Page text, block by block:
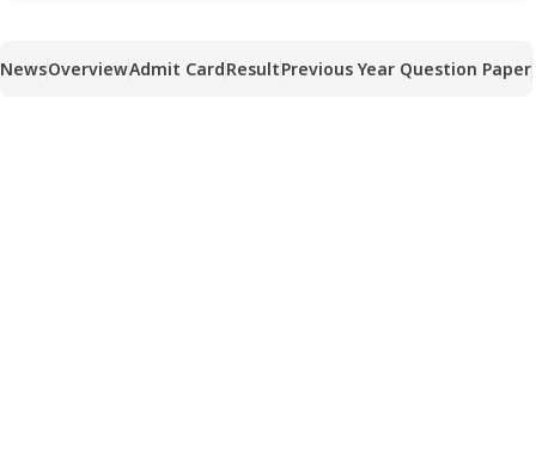
NewsOverviewAdmit CardResultPrevious Year Question Paper